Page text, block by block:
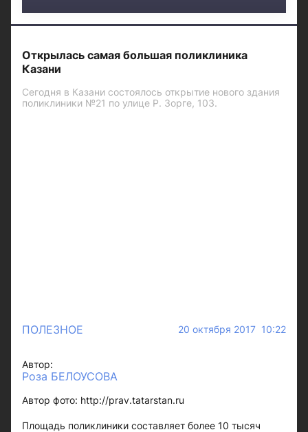
Открылась самая большая поликлиника
Казани
Сегодня в Казани состоялось открытие нового здания
поликлиники №21 по улице Р. Зорге, 103.
ПОЛЕЗНОЕ 20 октября 2017 10:22
Автор:
Роза БЕЛОУСОВА
Автор фото: http://prav.tatarstan.ru
Площадь поликлиники составляет более 10 тысяч